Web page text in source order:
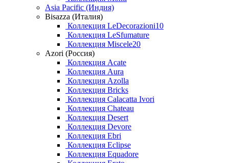
Asia Pacific (Индия)
Bisazza (Италия)
Коллекция LeDecorazioni10
Коллекция LeSfumature
Коллекция Miscele20
Azori (Россия)
Коллекция Acate
Коллекция Aura
Коллекция Azolla
Коллекция Bricks
Коллекция Calacatta Ivori
Коллекция Chateau
Коллекция Desert
Коллекция Devore
Коллекция Ebri
Коллекция Eclipse
Коллекция Equadore